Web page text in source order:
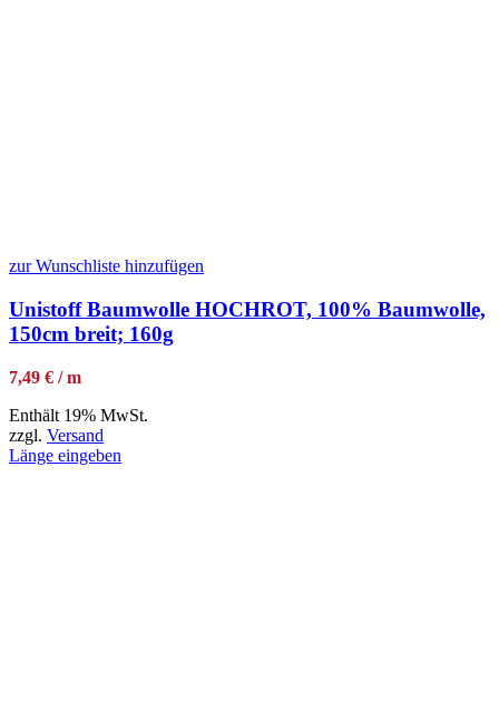
zur Wunschliste hinzufügen
Unistoff Baumwolle HOCHROT, 100% Baumwolle,
150cm breit; 160g
7,49 € / m
Enthält 19% MwSt.
zzgl. Versand
Länge eingeben